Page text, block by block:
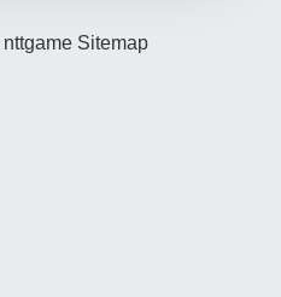
nttgame Sitemap